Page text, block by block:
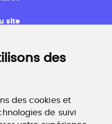
des
des cookies et
de suivi
site
784.000 visites et